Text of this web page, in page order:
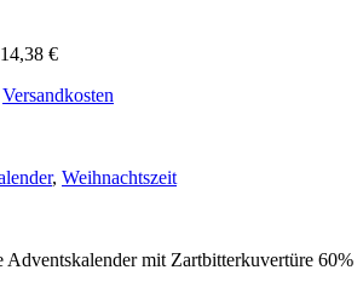
€
Versandkosten
, Weihnachtszeit
mit Zartbitterkuvertüre 60%